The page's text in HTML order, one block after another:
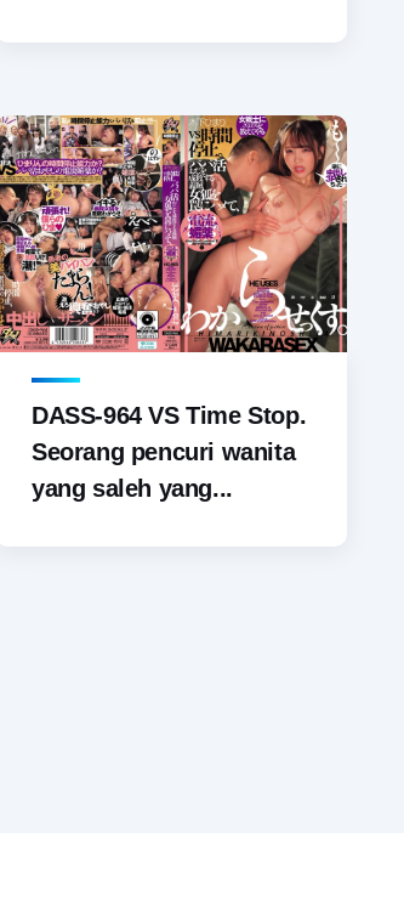
DASS-964 VS Time Stop.
Seorang pencuri wanita
yang saleh yang...